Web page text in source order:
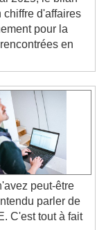
2025, le bilan
d'affaires
pour la
en
peut-être
parler de
C'est tout à fait